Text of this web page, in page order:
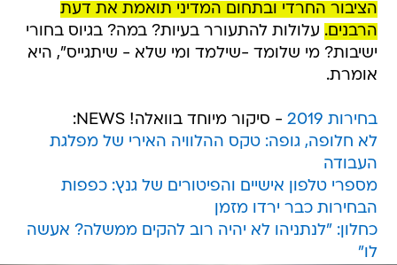
הציבור החרדי ובתחום המדיני תואמת את דעת
הרבנים. עלולות להתעורר בעיות? במה? בגיוס בחורי
ישיבות? מי שלומד -שילמד ומי שלא - שיתגייס", היא
אומרת.
בחירות 2019
- סיקור מיוחד בוואלה! NEWS:
לא חלופה, גופה: טקס ההלוויה האירי של מפלגת
העבודה
מספרי טלפון אישיים והפיטורים של גנץ: כפפות
הבחירות כבר ירדו מזמן
כחלון: "לנתניהו לא יהיה רוב להקים ממשלה? אעשה
לו"